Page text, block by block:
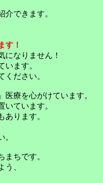
できます。
す！
になりません！
います。
ださい。
医療を心がけています。
いています。
あります。
。
ちです。
う、